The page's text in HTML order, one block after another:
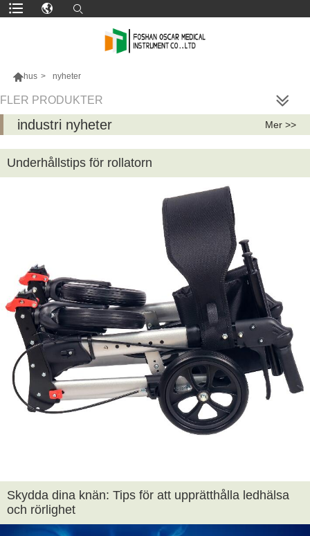
hus > nyheter
FLER PRODUKTER
industri nyheter Mer >>
Underhållstips för rollatorn
Skydda dina knän: Tips för att upprätthålla ledhälsa
och rörlighet